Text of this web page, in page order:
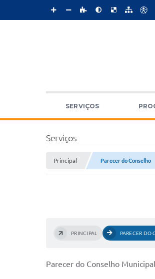
SERVIÇOS
Serviços
Principal Parecer do Conselho
PRINCIPAL PARECER DO
Parecer do Conselho